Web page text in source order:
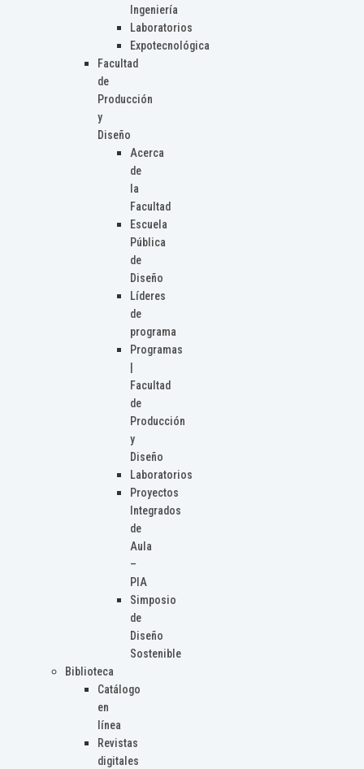
Ingeniería
Laboratorios
Expotecnológica
Facultad
de
Producción
y
Diseño
Acerca
de
la
Facultad
Escuela
Pública
de
Diseño
Líderes
de
programa
Programas
Facultad
de
Producción
y
Diseño
Laboratorios
Proyectos
Integrados
de
Aula
–
PIA
Simposio
de
Diseño
Sostenible
Biblioteca
Catálogo
en
línea
Revistas
digitales